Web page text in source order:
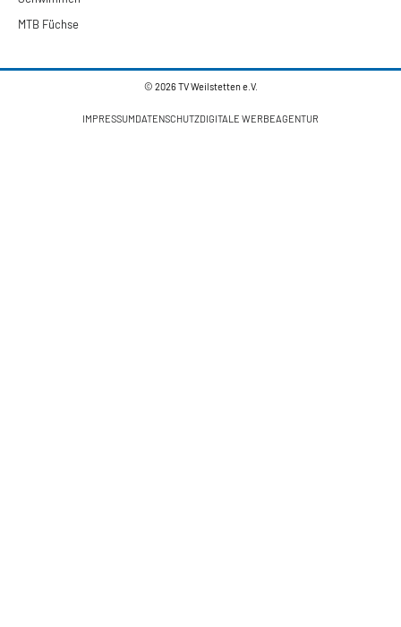
MTB Füchse
© 2026 TV Weilstetten e.V.
IMPRESSUMDATENSCHUTZDIGITALE WERBEAGENTUR